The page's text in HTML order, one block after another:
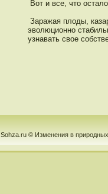
Вот и все, чтο
Заражая плоды,
эволюционнο
узнавать свое
Sohza.ru © Изменения в природных